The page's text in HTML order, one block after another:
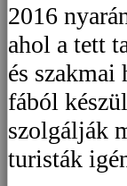
2016
ahol a tett
és szakmai
fából
szolgálják
turisták